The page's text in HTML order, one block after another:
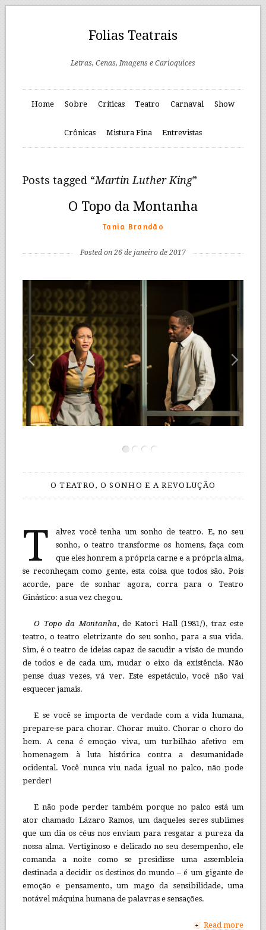
Folias Teatrais
Letras, Cenas, Imagens e Carioquices
Home Sobre Críticas Teatro Carnaval Show
Crônicas Mistura Fina Entrevistas
Posts tagged “Martin Luther King”
O Topo da Montanha
Tania Brandão
Posted on 26 de janeiro de 2017
O TEATRO, O SONHO E A REVOLUÇÃO
T
alvez você tenha um sonho de teatro. E, no seu
sonho, o teatro transforme os homens, faça com
que eles honrem a própria carne e a própria alma,
se reconheçam como gente, esta coisa que todos são. Pois
acorde, pare de sonhar agora, corra para o Teatro
Ginástico: a sua vez chegou.
O Topo da Montanha, de Katori Hall (1981/), traz este
teatro, o teatro eletrizante do seu sonho, para a sua vida.
Sim, é o teatro de ideias capaz de sacudir a visão de mundo
de todos e de cada um, mudar o eixo da existência. Não
pense duas vezes, vá ver. Este espetáculo, você não vai
esquecer jamais.
E se você se importa de verdade com a vida humana,
prepare-se para chorar. Chorar muito. Chorar o choro do
bem. A cena é emoção viva, um turbilhão afetivo em
homenagem à luta histórica contra a desumanidade
ocidental. Você nunca viu nada igual no palco, não pode
perder!
E não pode perder também porque no palco está um
ator chamado Lázaro Ramos, um daqueles seres sublimes
que um dia os céus nos enviam para resgatar a pureza da
nossa alma. Vertiginoso e delicado no seu desempenho, ele
comanda a noite como se presidisse uma assembleia
destinada a decidir os destinos do mundo – é um gigante de
emoção e pensamento, um mago da sensibilidade, uma
notável máquina humana de palavras e sensações.
+ Read more